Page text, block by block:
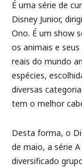
É uma série de
Disney Junior,
Ono. É um show
os animais e
reais do mundo
espécies,
diversas
tem o melhor
Desta forma, o
de maio, a série A
diversificado